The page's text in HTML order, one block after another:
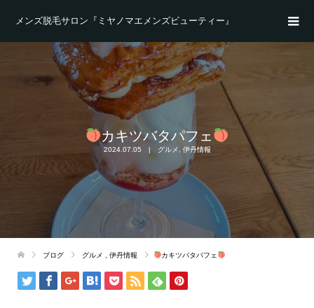
メンズ脱毛サロン『ミヤノマエメンズビューティー』
カキツバタパフェ
2024.07.05 グルメ 伊丹情報
ブログ グルメ 伊丹情報 カキツバタパフェ